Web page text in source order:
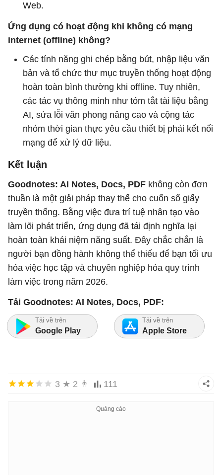
Web.
Ứng dụng có hoạt động khi không có mạng
internet (offline) không?
Các tính năng ghi chép bằng bút, nhập liệu văn
bản và tổ chức thư mục truyền thống hoạt động
hoàn toàn bình thường khi offline. Tuy nhiên,
các tác vụ thông minh như tóm tắt tài liệu bằng
AI, sửa lỗi văn phong nâng cao và cộng tác
nhóm thời gian thực yêu cầu thiết bị phải kết nối
mạng để xử lý dữ liệu.
Kết luận
Goodnotes: AI Notes, Docs, PDF không còn đơn
thuần là một giải pháp thay thế cho cuốn sổ giấy
truyền thống. Bằng việc đưa trí tuệ nhân tạo vào
làm lõi phát triển, ứng dụng đã tái định nghĩa lại
hoàn toàn khái niệm năng suất. Đây chắc chắn là
người bạn đồng hành không thể thiếu để bạn tối ưu
hóa việc học tập và chuyên nghiệp hóa quy trình
làm việc trong năm 2026.
Tải Goodnotes: AI Notes, Docs, PDF:
Tải về trên
Google Play
Tải về trên
Apple Store
3 ★ 2 👨 111